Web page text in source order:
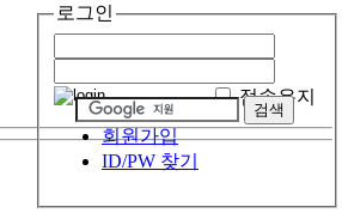
로그인
접속유지
회원가입
ID/PW 찾기